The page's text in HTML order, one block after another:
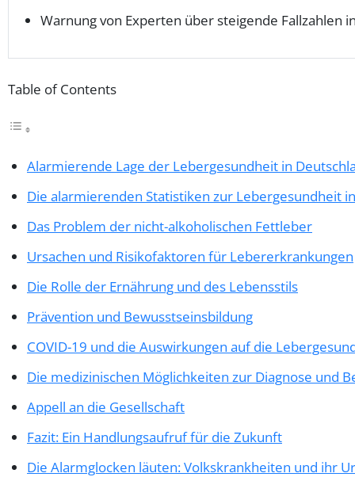
Warnung von Experten über steigende Fallzahlen
Table of Contents
Alarmierende Lage der Lebergesundheit in
Die alarmierenden Statistiken zur Lebergesundheit
Das Problem der nicht-alkoholischen Fettleber
Ursachen und Risikofaktoren für Lebererkrankungen
Die Rolle der Ernährung und des Lebensstils
Prävention und Bewusstseinsbildung
COVID-19 und die Auswirkungen auf die
Die medizinischen Möglichkeiten zur Diagnose und
Appell an die Gesellschaft
Fazit: Ein Handlungsaufruf für die Zukunft
Die Alarmglocken läuten: Volkskrankheiten und ihr